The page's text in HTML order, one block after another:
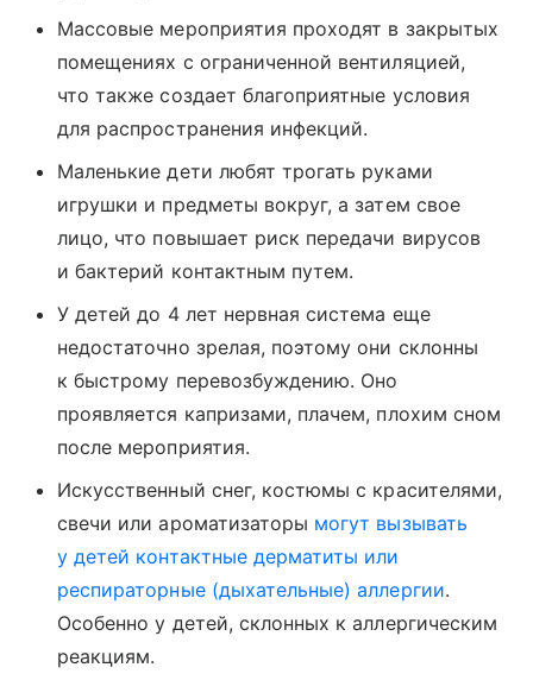
Массовые мероприятия проходят в закрытых
помещениях с ограниченной вентиляцией,
что также создает благоприятные условия
для распространения инфекций.
Маленькие дети любят трогать руками
игрушки и предметы вокруг, а затем свое
лицо, что повышает риск передачи вирусов
и бактерий контактным путем.
У детей до 4 лет нервная система еще
недостаточно зрелая, поэтому они склонны
к быстрому перевозбуждению. Оно
проявляется капризами, плачем, плохим сном
после мероприятия.
Искусственный снег, костюмы с красителями,
свечи или ароматизаторы могут вызывать
у детей контактные дерматиты или
респираторные (дыхательные) аллергии.
Особенно у детей, склонных к аллергическим
реакциям.